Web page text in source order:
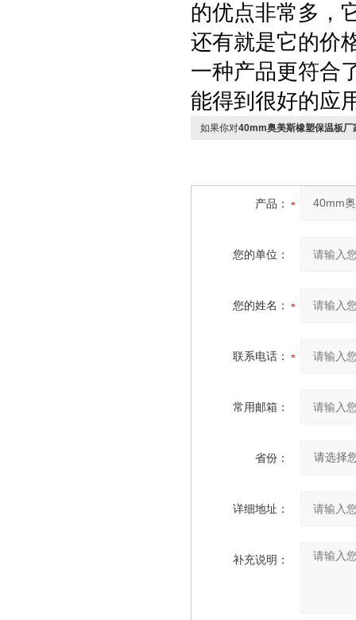
的优点非常多，
还有就是它的价
一种产品更符合
能得到很好的应
如果你对40mm奥美斯橡塑保温板厂
产品：
您的单位：
您的姓名：
联系电话：
常用邮箱：
省份：
详细地址：
补充说明：